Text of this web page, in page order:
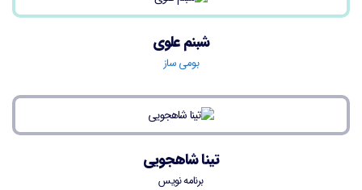
شبنم علوی
بومی ساز
تینا شاهجویی
برنامه نویس